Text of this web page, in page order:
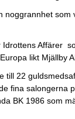
noggrannhet
Affärer
likt Mjällby
till 22
fina salongerna
BK 1986 som